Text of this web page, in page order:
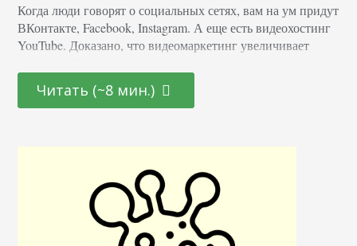
Когда люди говорят о социальных сетях, вам на ум придут
ВКонтакте, Facebook, Instagram. А еще есть видеохостинг
YouTube. Доказано, что видеомаркетинг увеличивает
бизнеса, медийная личность, активист. Каждый месяц на
хостинг заходит миллиард людей. Количество контента —
Читать (~8 мин.)